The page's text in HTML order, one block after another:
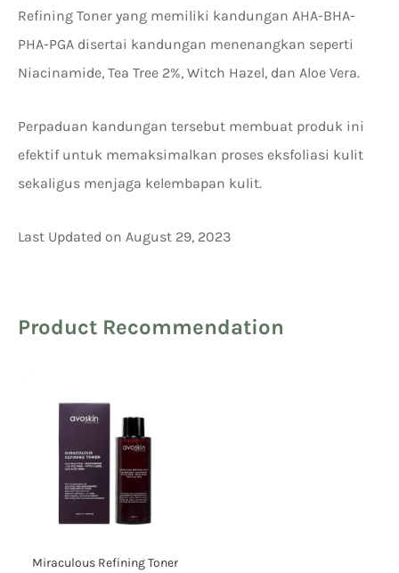
Refining Toner yang memiliki kandungan AHA-BHA-
PHA-PGA disertai kandungan menenangkan seperti
Niacinamide, Tea Tree 2%, Witch Hazel, dan Aloe Vera.
Perpaduan kandungan tersebut membuat produk ini
efektif untuk memaksimalkan proses eksfoliasi kulit
sekaligus menjaga kelembapan kulit.
Last Updated on August 29, 2023
Product Recommendation
Miraculous Refining Toner